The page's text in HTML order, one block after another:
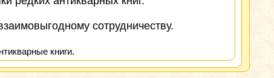
сотрудничеству.
книги.